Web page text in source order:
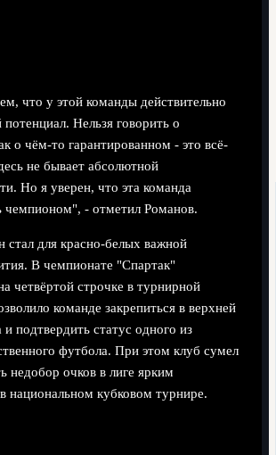
что у этой команды действительно
Нельзя говорить о
о чём-то гарантированном - это всё-
не бывает абсолютной
Но я уверен, что эта команда
чемпионом", - отметил Романов.
для красно‑белых важной
В чемпионате "Спартак"
четвёртой строчке в турнирной
команде закрепиться в верхней
и подтвердить статус одного из
футбола. При этом клуб сумел
недобор очков в лиге ярким
национальном кубковом турнире.